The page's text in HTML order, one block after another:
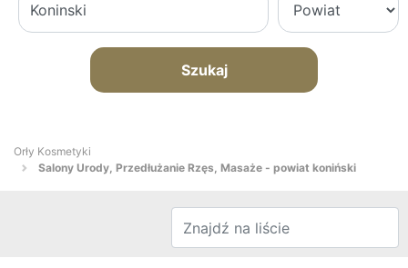
Szukaj
Orły Kosmetyki
Salony Urody, Przedłużanie Rzęs, Masaże - powiat koniński